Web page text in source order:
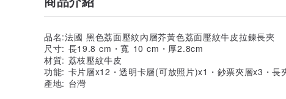
品名:法國 黑色荔面壓紋內層芥黃色荔面壓紋牛皮拉鍊長夾
尺寸: 長19.8 cm・寬 10 cm・厚2.8cm
材質: 荔枝壓紋牛皮
功能: 卡片層x12・透明卡層(可放照片)x1・鈔票夾層x3・長
產地: 台灣